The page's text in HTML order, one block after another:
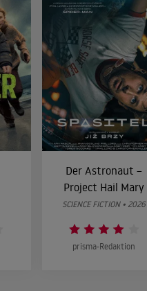
Der Astronaut –
Project Hail Mary
SCIENCE FICTION • 2026
prisma-Redaktion